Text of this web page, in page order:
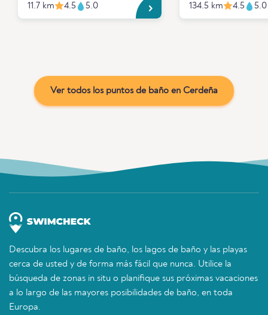
11.7 km 4.5 5.0 134.5 km 4.5 5.0
Ver todos los puntos de baño en Cerdeña
Descubra los lugares de baño, los lagos de baño y las playas
cerca de usted y de forma más fácil que nunca. Utilice la
búsqueda de zonas in situ o planifique sus próximas vacaciones
a lo largo de las mayores posibilidades de baño, en toda
Europa.